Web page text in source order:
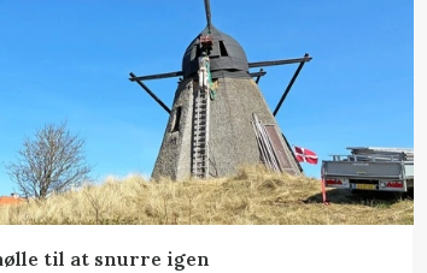
til at snurre igen